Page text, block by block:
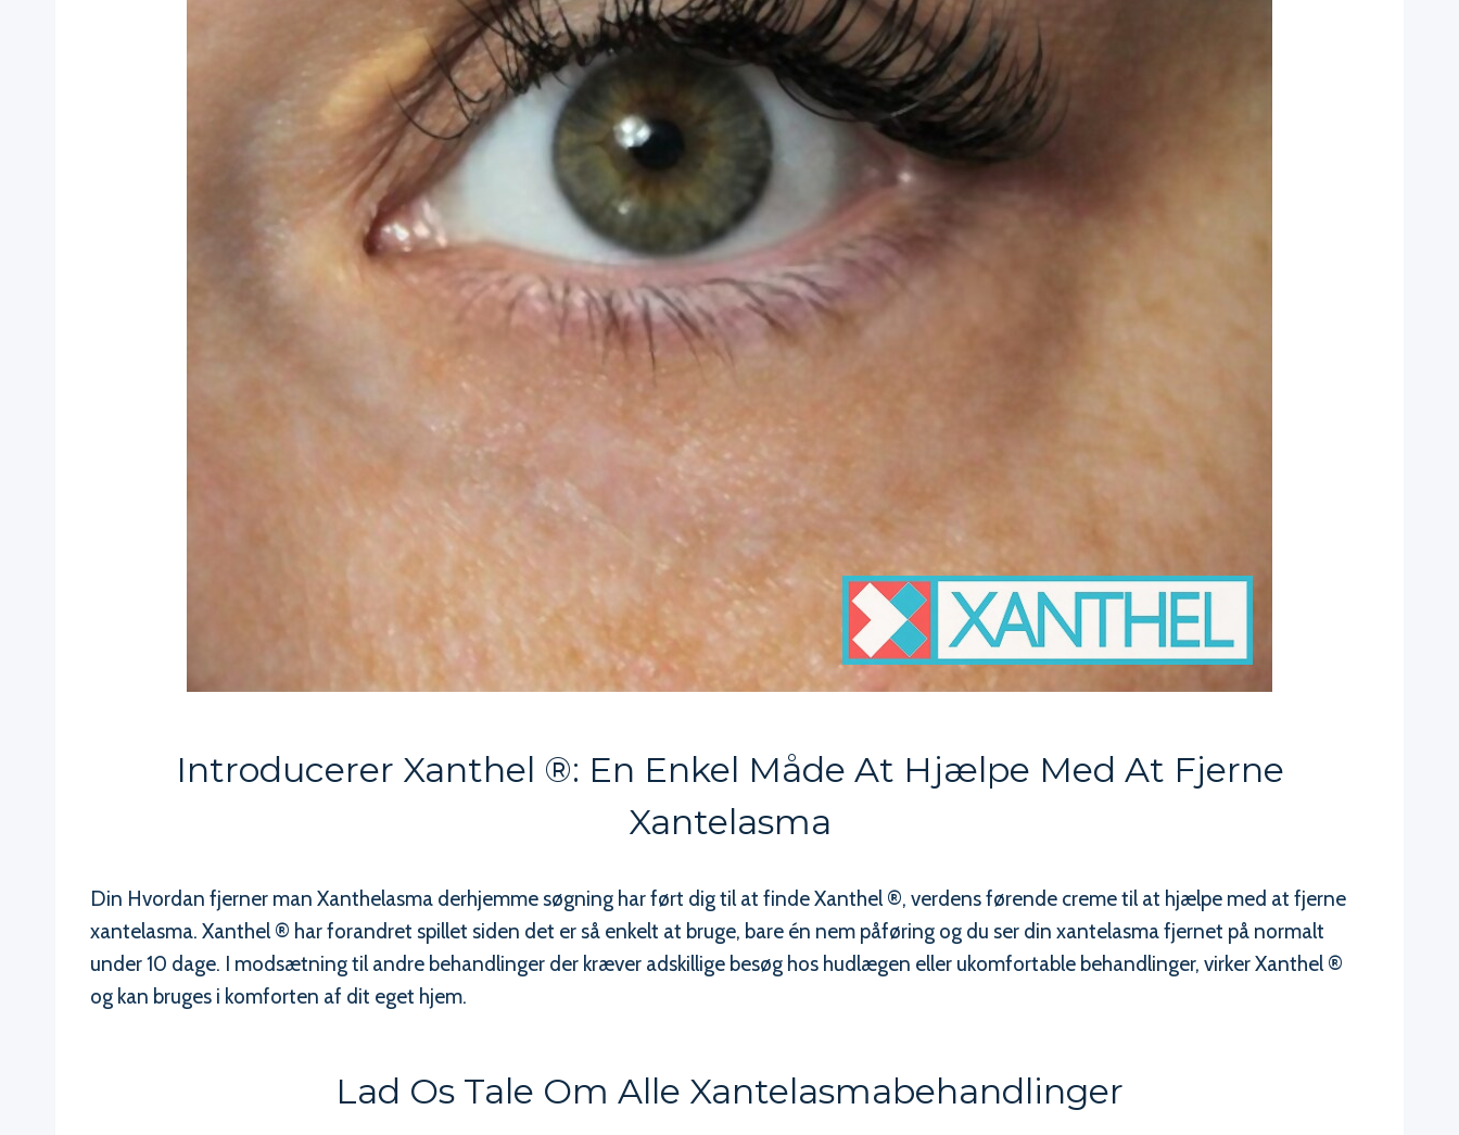
Introducerer Xanthel ®: En Enkel Måde At Hjælpe Med At Fjerne
Xantelasma
Din Hvordan fjerner man Xanthelasma derhjemme søgning har ført dig til at finde Xanthel ®, verdens førende creme til at hjælpe med at fjerne
xantelasma. Xanthel ® har forandret spillet siden det er så enkelt at bruge, bare én nem påføring og du ser din xantelasma fjernet på normalt
under 10 dage. I modsætning til andre behandlinger der kræver adskillige besøg hos hudlægen eller ukomfortable behandlinger, virker Xanthel ®
og kan bruges i komforten af dit eget hjem.
Lad Os Tale Om Alle Xantelasmabehandlinger